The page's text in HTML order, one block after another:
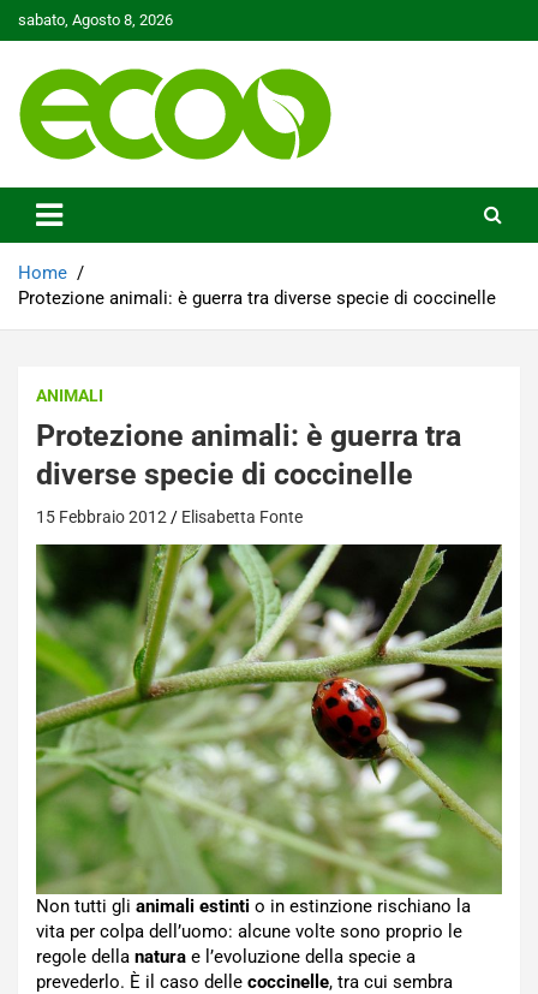
to
sabato, Agosto 8, 2026
Ecoo.it
Home
Protezione animali: è guerra tra diverse specie di coccinelle
ANIMALI
Protezione animali: è guerra tra
diverse specie di coccinelle
15 Febbraio 2012 Elisabetta Fonte
Non tutti gli animali estinti o in estinzione rischiano la
vita per colpa dell’uomo: alcune volte sono proprio le
regole della natura e l’evoluzione della specie a
prevederlo. È il caso delle coccinelle, tra cui sembra